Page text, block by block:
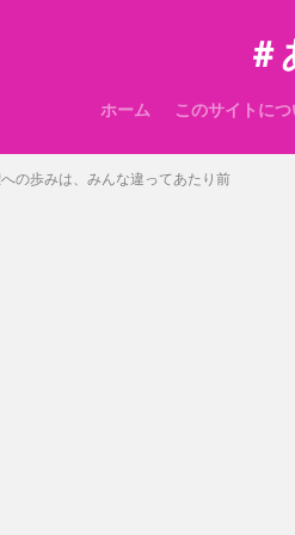
ホーム このサイトにつ
への歩みは、みんな違ってあたり前